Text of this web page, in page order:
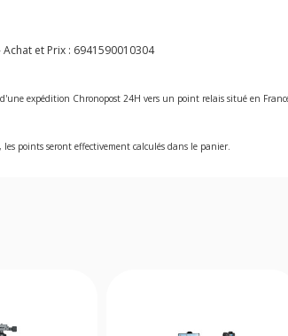
et Prix : 6941590010304
expédition Chronopost 24H vers un point relais situé en
points seront effectivement calculés dans le panier.